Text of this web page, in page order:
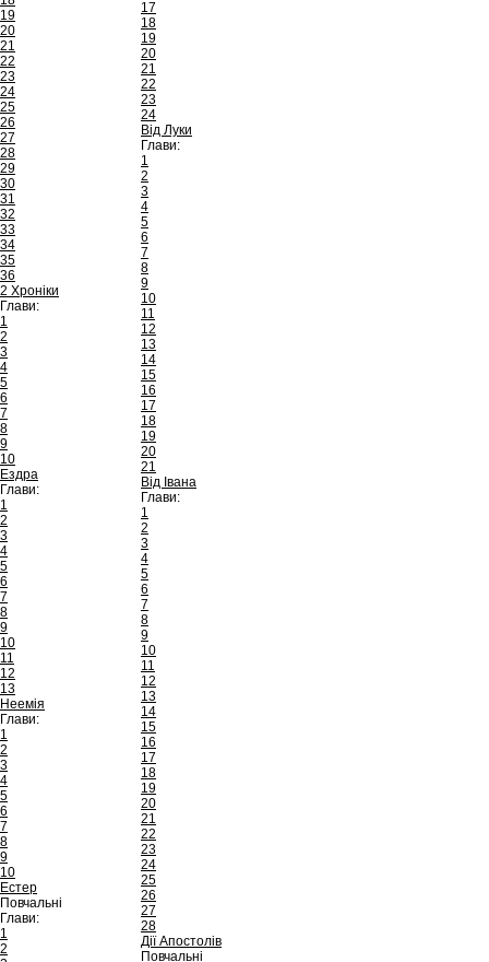
19
20
21
22
23
24
25
26
27
28
29
30
31
32
33
34
35
36
2 Хроніки
Глави:
1
2
3
4
5
6
7
8
9
10
Ездра
Глави:
1
2
3
4
5
6
7
8
9
10
11
12
13
Неемія
Глави:
1
2
3
4
5
6
7
8
9
10
Естер
Повчальні
Глави:
1
2
17
18
19
20
21
22
23
24
Від Луки
Глави:
1
2
3
4
5
6
7
8
9
10
11
12
13
14
15
16
17
18
19
20
21
Від Івана
Глави:
1
2
3
4
5
6
7
8
9
10
11
12
13
14
15
16
17
18
19
20
21
22
23
24
25
26
27
28
Дії Апостолів
Повчальні